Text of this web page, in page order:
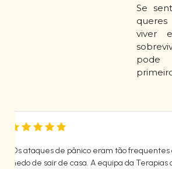
Se
viver
"Os ataques de pânico eram tão
medo de sair de casa. A equipa da Terapias